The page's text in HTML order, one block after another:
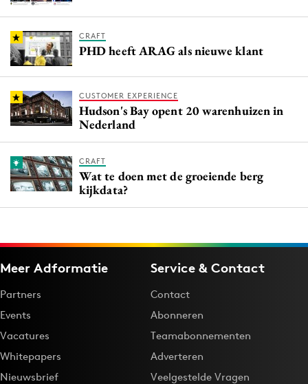
CRAFT
PHD heeft ARAG als nieuwe klant
CUSTOMER EXPERIENCE
Hudson's Bay opent 20 warenhuizen in
Nederland
CRAFT
Wat te doen met de groeiende berg
kijkdata?
Meer Adformatie
Partners
Events
Vacatures
Whitepapers
Nieuwsbrief
Service & Contact
Contact
Abonneren
Teamabonnementen
Adverteren
Veelgestelde Vragen